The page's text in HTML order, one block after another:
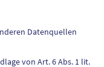
Datenquellen
von Art. 6 Abs. 1 lit.